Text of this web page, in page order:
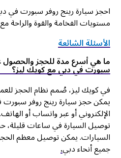
احجز سيارة رينج روفر سبورت في
مستويات الفخامة والقوة والراحة
الأسئلة الشائعة
ما هي أسرع مدة للحجز والحصول
سبورت في دبي مع كويك ليز؟
في كويك ليز، صُمم نظام الحجز
يمكن حجز سيارة رينج روفر سبورت
الإلكتروني أو عبر واتساب أو
توصيل السيارة في ساعات
السيارات. يمكن توصيل معظم
جميع أنحاء دبي.